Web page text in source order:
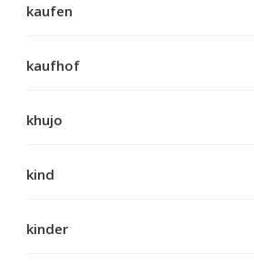
kaufen
kaufhof
khujo
kind
kinder